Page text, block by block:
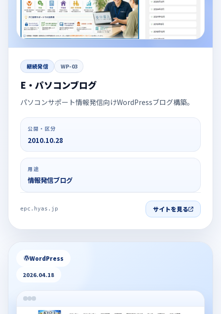
継続発信 WP-03
E・パソコンブログ
パソコンサポート情報発信向けWordPressブログ構築。
公開・区分
2010.10.28
用途
情報発信ブログ
epc.hyas.jp サイトを見る
WordPress
2026.04.18